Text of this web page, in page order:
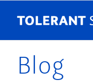
Blog